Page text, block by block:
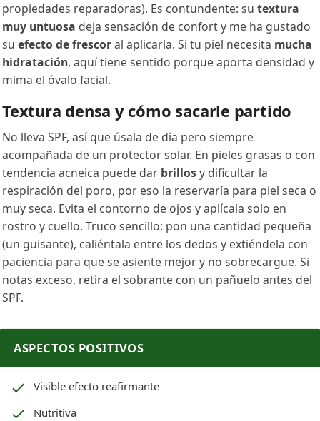
propiedades reparadoras). Es contundente: su textura
muy untuosa deja sensación de confort y me ha gustado
su efecto de frescoral aplicarla. Si tu piel necesita mucha
hidratación, aquí tiene sentido porque aporta densidad y
mima el óvalo facial.
Textura densa y cómo sacarle partido
No lleva SPF, así que úsala de día pero siempre
acompañada de un protector solar. En pieles grasas o con
tendencia acneica puede dar brillosy dificultar la
respiración del poro, por eso la reservaría para piel seca o
muy seca. Evita el contorno de ojos y aplícala solo en
rostro y cuello. Truco sencillo: pon una cantidad pequeña
(un guisante), caliéntala entre los dedos y extiéndela con
paciencia para que se asiente mejor y no sobrecargue. Si
notas exceso, retira el sobrante con un pañuelo antes del
SPF.
ASPECTOS POSITIVOS
Visible efecto reafirmante
Nutritiva